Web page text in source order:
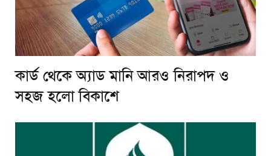
কার্ড থেকে অ্যাড মানি আরও নিরাপদ ও
সহজ হলো বিকাশে